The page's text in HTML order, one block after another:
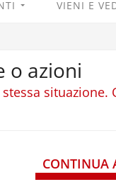
VIENI E
o azioni
situazione.
CONTINUA